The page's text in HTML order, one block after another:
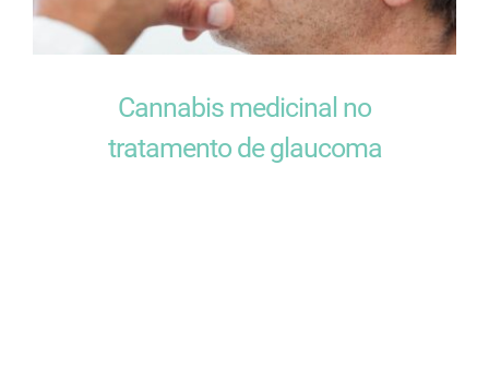
Cannabis medicinal no
tratamento de glaucoma